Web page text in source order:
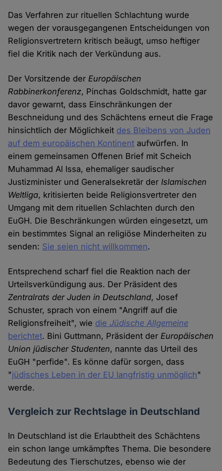
Das Verfahren zur rituellen Schlachtung wurde
wegen der vorausgegangenen Entscheidungen von
Religionsvertretern kritisch beäugt, umso heftiger
fiel die Kritik nach der Verkündung aus.
Der Vorsitzende derEuropäischen
Rabbinerkonferenz, Pinchas Goldschmidt, hatte gar
davor gewarnt, dass Einschränkungen der
Beschneidung und des Schächtens erneut die Frage
hinsichtlich der Möglichkeit des Bleibens von Juden
auf dem europäischen Kontinent aufwürfen. In
einem gemeinsamen Offenen Brief mit Scheich
Muhammad Al Issa, ehemaliger saudischer
Justizminister und Generalsekretär derIslamischen
Weltliga, kritisierten beide Religionsvertreter den
Umgang mit dem rituellen Schlachten durch den
EuGH. Die Beschränkungen würden eingesetzt, um
ein bestimmtes Signal an religiöse Minderheiten zu
senden: Sie seien nicht willkommen.
Entsprechend scharf fiel die Reaktion nach der
Urteilsverkündigung aus. Der Präsident des
Zentralrats der Juden in Deutschland, Josef
Schuster, sprach von einem "Angriff auf die
Religionsfreiheit", wie dieJüdische Allgemeine
berichtet. Bini Guttmann, Präsident derEuropäischen
Union jüdischer Studenten, nannte das Urteil des
EuGH "perfide". Es könne dafür sorgen, dass
"jüdisches Leben in der EU langfristig unmöglich"
werde.
Vergleich zur Rechtslage in Deutschland
In Deutschland ist die Erlaubtheit des Schächtens
ein schon lange umkämpftes Thema. Die besondere
Bedeutung des Tierschutzes, ebenso wie der